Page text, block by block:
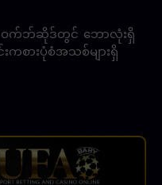
ဝက်ဘ်ဆိုဒ်တွင် ဘောလုံးရှိ
စားပုံစံအသစ်များရှိ